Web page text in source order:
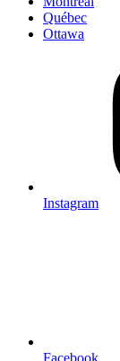
Québec
Ottawa
Instagram
Facebook